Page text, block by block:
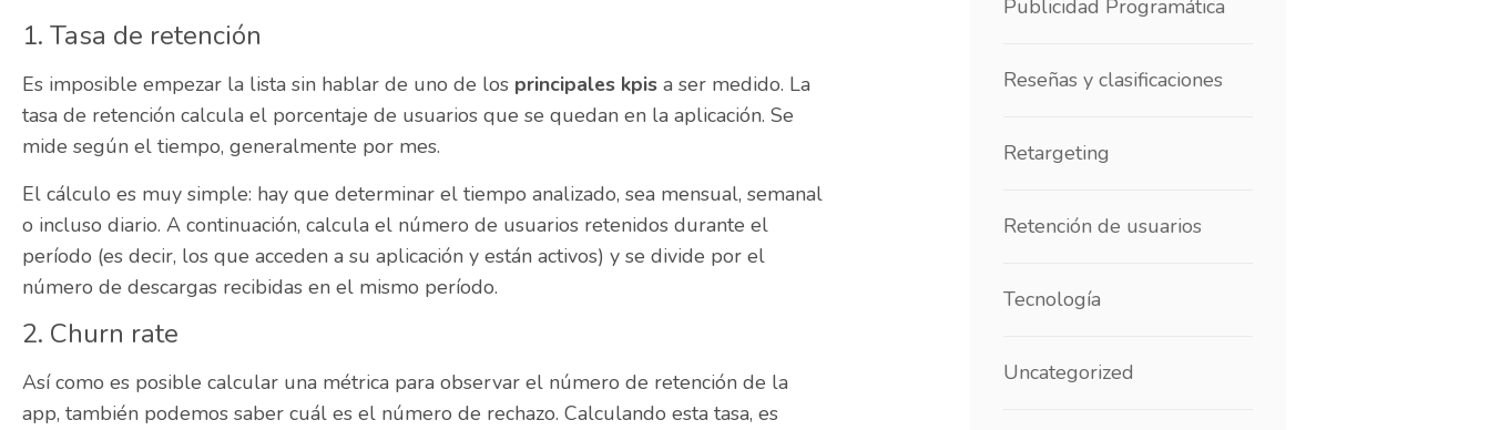
1. Tasa de retención
Es imposible empezar la lista sin hablar de uno de los principales kpis a ser medido. La
tasa de retención calcula el porcentaje de usuarios que se quedan en la aplicación. Se
mide según el tiempo, generalmente por mes.
El cálculo es muy simple: hay que determinar el tiempo analizado, sea mensual, semanal
o incluso diario. A continuación, calcula el número de usuarios retenidos durante el
período (es decir, los que acceden a su aplicación y están activos) y se divide por el
número de descargas recibidas en el mismo período.
2. Churn rate
Así como es posible calcular una métrica para observar el número de retención de la
app, también podemos saber cuál es el número de rechazo. Calculando esta tasa, es
Publicidad Programática
Reseñas y clasificaciones
Retargeting
Retención de usuarios
Tecnología
Uncategorized